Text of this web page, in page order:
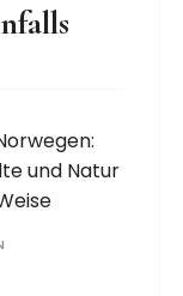
und Natur